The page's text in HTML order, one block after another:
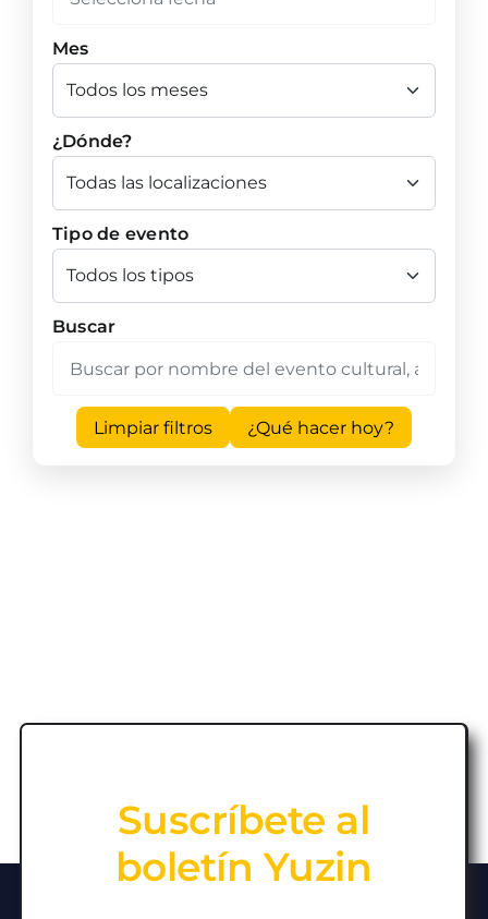
Mes
¿Dónde?
Tipo de evento
Buscar
Limpiar filtros ¿Qué hacer hoy?
Suscríbete al
boletín Yuzin